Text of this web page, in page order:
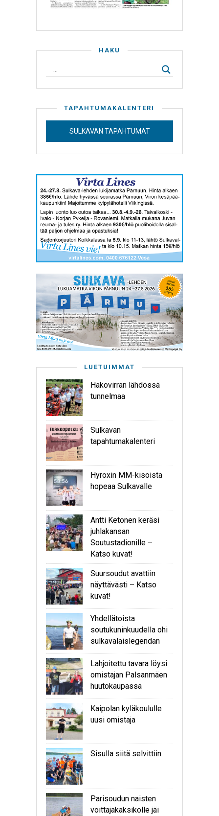
HAKU
TAPAHTUMAKALENTERI
SULKAVAN TAPAHTUMAT
LUETUIMMAT
Hakovirran lähdössä
tunnelmaa
Sulkavan
tapahtumakalenteri
Hyroxin MM-kisoista
hopeaa Sulkavalle
Antti Ketonen keräsi
juhlakansan
Soutustadionille –
Katso kuvat!
Suursoudut avattiin
näyttävästi – Katso
kuvat!
Yhdellätoista
soutukuninkuudella ohi
sulkavalaislegendan
Lahjoitettu tavara löysi
omistajan Palsanmäen
huutokaupassa
Kaipolan kyläkoululle
uusi omistaja
Sisulla siitä selvittiin
Parisoudun naisten
voittajakaksikolle jäi